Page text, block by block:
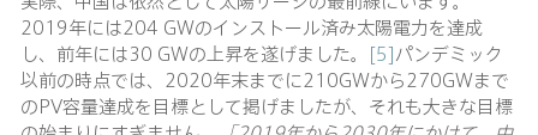
2019年には204 GWのインストール済み太陽電力を達成
し、前年には30 GWの上昇を遂げました。 [5]パンデミック
以前の時点では、2020年末までに210GWから270GWまで
のPV容量達成を目標として掲げましたが、それも大きな目標